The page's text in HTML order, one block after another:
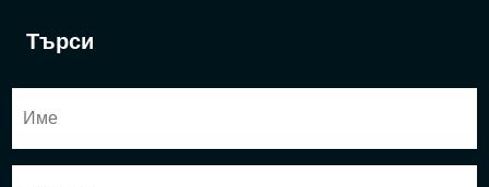
Търси